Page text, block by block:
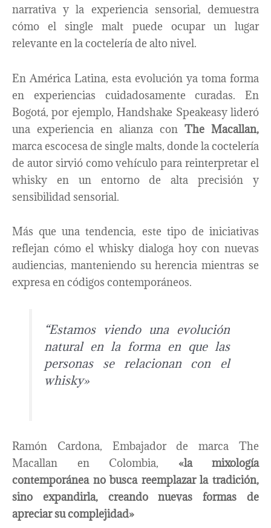
narrativa y la experiencia sensorial, demuestra
cómo el single malt puede ocupar un lugar
relevante en la coctelería de alto nivel.
En América Latina, esta evolución ya toma forma
en experiencias cuidadosamente curadas. En
Bogotá, por ejemplo, Handshake Speakeasy lideró
una experiencia en alianza con The Macallan,
marca escocesa de single malts, donde la coctelería
de autor sirvió como vehículo para reinterpretar el
whisky en un entorno de alta precisión y
sensibilidad sensorial.
Más que una tendencia, este tipo de iniciativas
reflejan cómo el whisky dialoga hoy con nuevas
audiencias, manteniendo su herencia mientras se
expresa en códigos contemporáneos.
“Estamos viendo una evolución
natural en la forma en que las
personas se relacionan con el
whisky»
Ramón Cardona, Embajador de marca The
Macallan en Colombia, «la mixología
contemporánea no busca reemplazar la tradición,
sino expandirla, creando nuevas formas de
apreciar su complejidad»